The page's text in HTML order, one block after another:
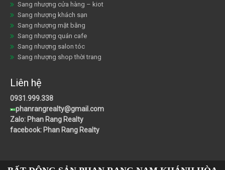
Sang nhượng cửa hàng – kiot
Sang nhượng khách sạn
Sang nhượng mặt bằng
Sang nhượng quán cafe
Sang nhượng salon tóc
Sang nhượng shop thời trang
Liên hệ
0931.999.338
phanrangrealty@gmail.com
Zalo: Phan Rang Realty
facebook: Phan Rang Realty